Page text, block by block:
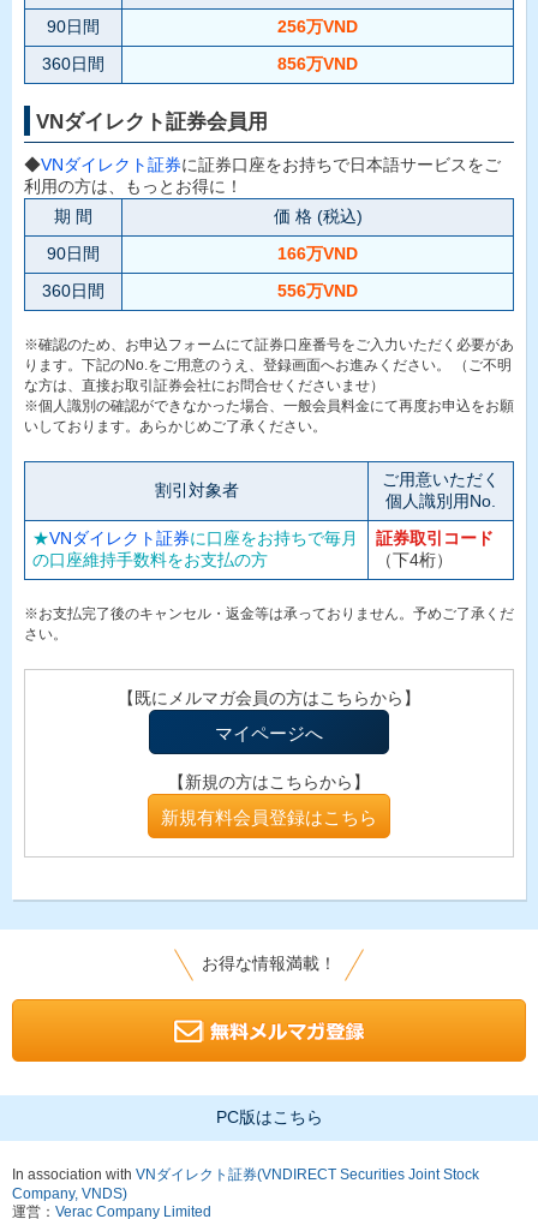
90日間
256万VND
360日間
856万VND
VNダイレクト証券会員用
◆VNダイレクト証券に証券口座をお持ちで日本語サービスをご
利用の方は、もっとお得に！
期 間
価 格 (税込)
90日間
166万VND
360日間
556万VND
※確認のため、お申込フォームにて証券口座番号をご入力いただく必要があ
ります。下記のNo.をご用意のうえ、登録画面へお進みください。 （ご不明
な方は、直接お取引証券会社にお問合せくださいませ）
※個人識別の確認ができなかった場合、一般会員料金にて再度お申込をお願
いしております。あらかじめご了承ください。
割引対象者
ご用意いただく
個人識別用No.
★VNダイレクト証券に口座をお持ちで毎月
の口座維持手数料をお支払の方
証券取引コード
（下4桁）
※お支払完了後のキャンセル・返金等は承っておりません。予めご了承くだ
さい。
【既にメルマガ会員の方はこちらから】
マイページへ
【新規の方はこちらから】
新規有料会員登録はこちら
お得な情報満載！
PC版はこちら
In association with VNダイレクト証券(VNDIRECT Securities Joint Stock
Company, VNDS)
運営： Verac Company Limited